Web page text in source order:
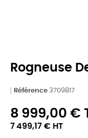
Rogneuse
Référence 3709817
8 999,00 €
7 499,17 € HT